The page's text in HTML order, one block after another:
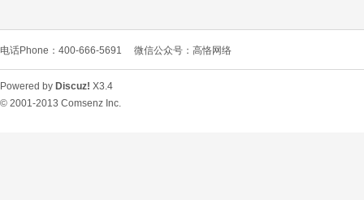
电话Phone：400-666-5691 微信公众号：高恪网络
Powered by Discuz! X3.4
© 2001-2013 Comsenz Inc.